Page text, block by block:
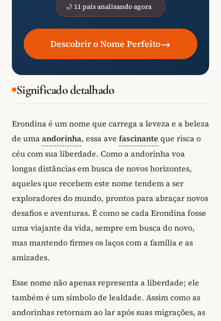
🌙 11 pais analisando agora
Descobrir o Nome Perfeito→
Significado detalhado
Erondina é um nome que carrega a leveza e a beleza
de umaandorinha, essa ave fascinante que risca o
céu com sua liberdade. Como a andorinha voa
longas distâncias em busca de novos horizontes,
aqueles que recebem este nome tendem a ser
exploradores do mundo, prontos para abraçar novos
desafios e aventuras. É como se cada Erondina fosse
uma viajante da vida, sempre em busca do novo,
mas mantendo firmes os laços com a família e as
amizades.
Esse nome não apenas representa a liberdade; ele
também é um símbolo de lealdade. Assim como as
andorinhas retornam ao lar após suas migrações, as